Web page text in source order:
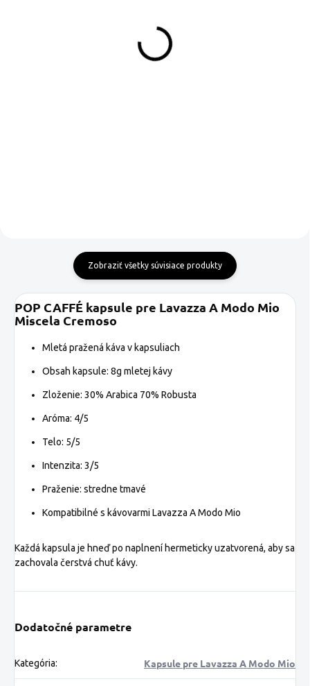
Zobraziť všetky súvisiace produkty
POP CAFFÉ kapsule pre Lavazza A Modo Mio
Miscela Cremoso
Mletá pražená káva v kapsuliach
Obsah kapsule: 8g mletej kávy
Zloženie: 30% Arabica 70% Robusta
Aróma: 4/5
Telo: 5/5
Intenzita: 3/5
Praženie: stredne tmavé
Kompatibilné s kávovarmi Lavazza A Modo Mio
Každá kapsula je hneď po naplnení hermeticky uzatvorená, aby sa
zachovala čerstvá chuť kávy.
Dodatočné parametre
Kategória: Kapsule pre Lavazza A Modo Mio